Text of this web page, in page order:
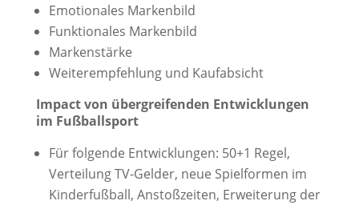
Emotionales Markenbild
Funktionales Markenbild
Markenstärke
Weiterempfehlung und Kaufabsicht
Impact von übergreifenden Entwicklungen
im Fußballsport
Für folgende Entwicklungen: 50+1 Regel,
Verteilung TV-Gelder, neue Spielformen im
Kinderfußball, Anstoßzeiten, Erweiterung der